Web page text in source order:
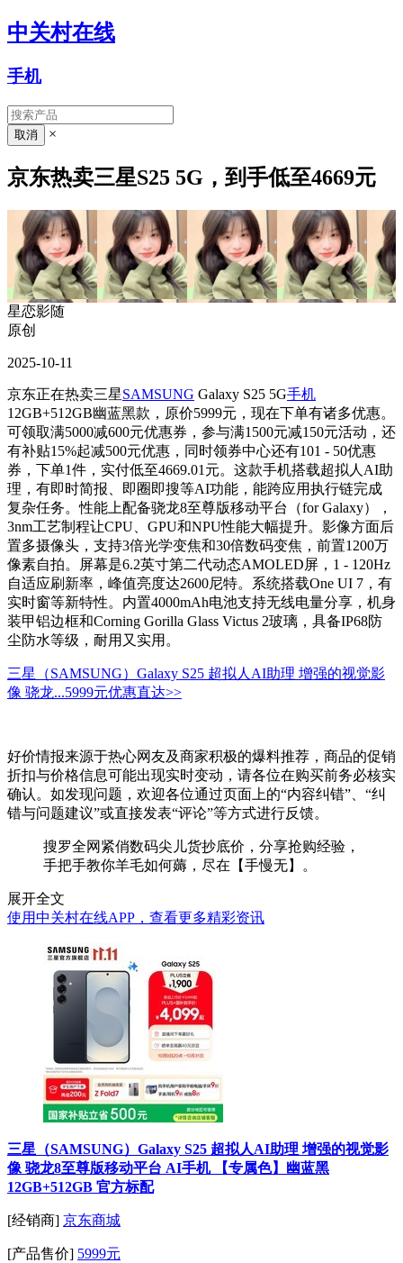
中关村在线
手机
×
京东热卖三星S25 5G，到手低至4669元
星恋影随
原创
2025-10-11
京东正在热卖三星SAMSUNG Galaxy S25 5G手机
12GB+512GB幽蓝黑款，原价5999元，现在下单有诸多优惠。
可领取满5000减600元优惠券，参与满1500元减150元活动，还
有补贴15%起减500元优惠，同时领券中心还有101 - 50优惠
券，下单1件，实付低至4669.01元。这款手机搭载超拟人AI助
理，有即时简报、即圈即搜等AI功能，能跨应用执行链完成
复杂任务。性能上配备骁龙8至尊版移动平台（for Galaxy），
3nm工艺制程让CPU、GPU和NPU性能大幅提升。影像方面后
置多摄像头，支持3倍光学变焦和30倍数码变焦，前置1200万
像素自拍。屏幕是6.2英寸第二代动态AMOLED屏，1 - 120Hz
自适应刷新率，峰值亮度达2600尼特。系统搭载One UI 7，有
实时窗等新特性。内置4000mAh电池支持无线电量分享，机身
装甲铝边框和Corning Gorilla Glass Victus 2玻璃，具备IP68防
尘防水等级，耐用又实用。
三星（SAMSUNG）Galaxy S25 超拟人AI助理 增强的视觉影
像 骁龙...5999元优惠直达>>
好价情报来源于热心网友及商家积极的爆料推荐，商品的促销
折扣与价格信息可能出现实时变动，请各位在购买前务必核实
确认。如发现问题，欢迎各位通过页面上的“内容纠错”、“纠
错与问题建议”或直接发表“评论”等方式进行反馈。
搜罗全网紧俏数码尖儿货抄底价，分享抢购经验，
手把手教你羊毛如何薅，尽在【手慢无】。
展开全文
使用中关村在线APP，查看更多精彩资讯
三星（SAMSUNG）Galaxy S25 超拟人AI助理 增强的视觉影
像 骁龙8至尊版移动平台 AI手机 【专属色】幽蓝黑
12GB+512GB 官方标配
[经销商] 京东商城
[产品售价] 5999元